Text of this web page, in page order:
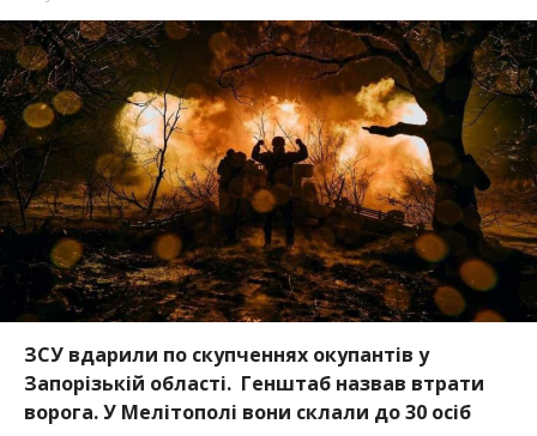
ЗСУ вдарили по скупченнях окупантів у
Запорізькій області. Генштаб назвав втрати
ворога. У Мелітополі вони склали до 30 осіб
пораненими.
Про це повідомив “Медіа Центр Енергодара”,
передає Інформатор.
У ранковому зведенні за 23 листопада Генштаб
ЗСУ підтвердив ураження військової техніки та
живої сили окупантів у Запорізькій області, що
відбулося у неділю, 21 листопада.